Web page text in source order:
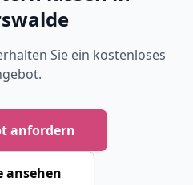
Sie ein kostenloses
anfordern
ansehen